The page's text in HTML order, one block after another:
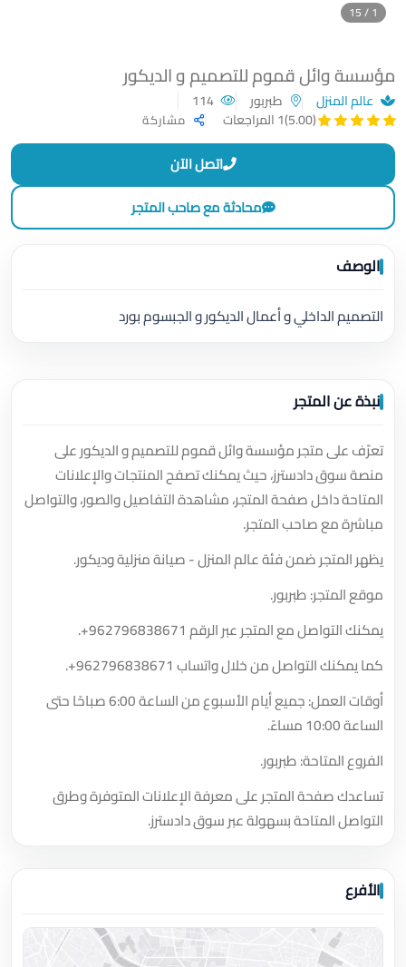
مؤسسة وائل قموم للتصميم و الديكور
عالم المنزل طبربور
(5.00)
1 المراجعات مشاركة
1 / 15
اتصل الآن
محادثة مع صاحب المتجر
الوصف
التصميم الداخلي و أعمال الديكور و الجبسوم بورد
نبذة عن المتجر
تعرّف على متجر مؤسسة وائل قموم للتصميم و الديكور على
منصة سوق دادسترز، حيث يمكنك تصفح المنتجات والإعلانات
المتاحة داخل صفحة المتجر، مشاهدة التفاصيل والصور، والتواصل
مباشرة مع صاحب المتجر.
يظهر المتجر ضمن فئة عالم المنزل - صيانة منزلية وديكور.
موقع المتجر: طبربور.
يمكنك التواصل مع المتجر عبر الرقم +962796838671
.
كما يمكنك التواصل من خلال واتساب +962796838671
.
أوقات العمل: جميع أيام الأسبوع من الساعة 6:00 صباحًا حتى
الساعة 10:00 مساءً.
الفروع المتاحة: طبربور.
تساعدك صفحة المتجر على معرفة الإعلانات المتوفرة وطرق
التواصل المتاحة بسهولة عبر سوق دادسترز.
الأفرع